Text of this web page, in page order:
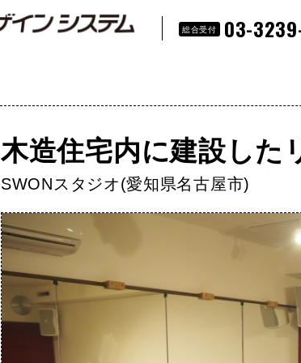
総合受付 03-
木造住宅内に建設した
SWONスタジオ(愛知県名古屋市)